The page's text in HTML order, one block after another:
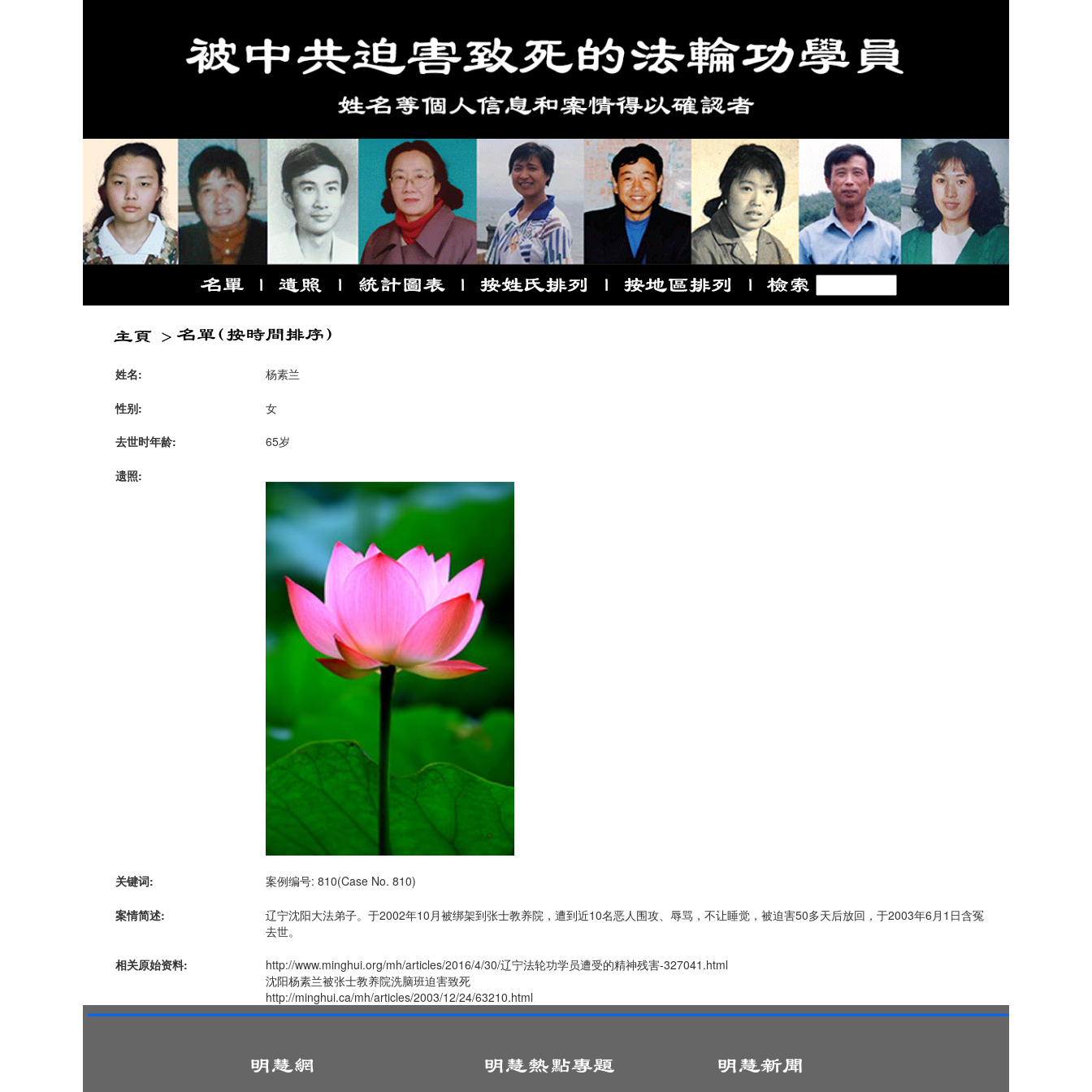
姓名: 杨素兰
性别: 女
去世时年龄: 65岁
遗照:
关键词: 案例编号: 810(Case No. 810)
案情简述:
辽宁沈阳大法弟子。于2002年10月被绑架到张士教养院，遭到近10名恶人围攻、辱骂，不让睡觉，被迫害50多天后放回，于2003年6月1日含冤
去世。
相关原始资料:
http://www.minghui.org/mh/articles/2016/4/30/辽宁法轮功学员遭受的精神残害-327041.html
沈阳杨素兰被张士教养院洗脑班迫害致死
http://minghui.ca/mh/articles/2003/12/24/63210.html